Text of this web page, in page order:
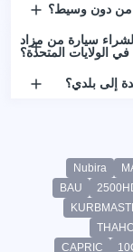
سيارة من مزاد
الولايات المتحدة؟
إلى بلدي؟
Nubira
BAU
CAPRIC